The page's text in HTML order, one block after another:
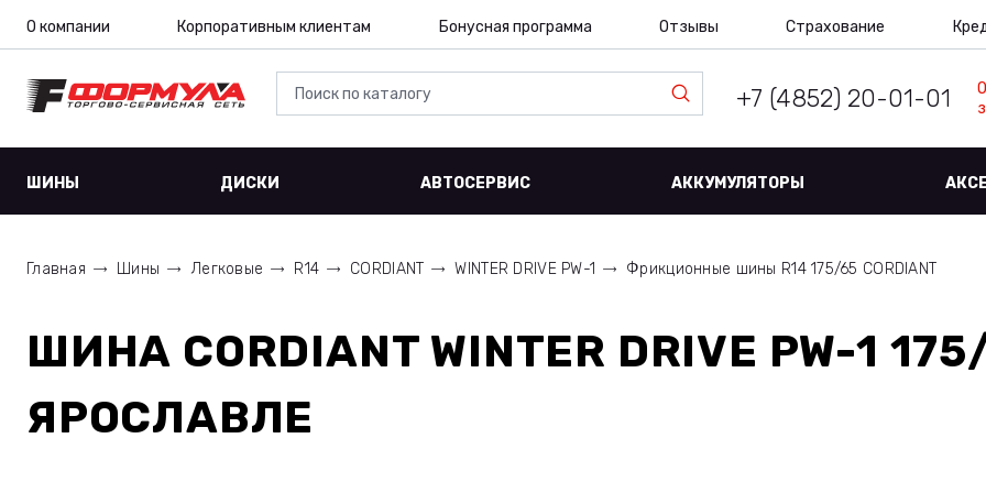
О компании Корпоративным клиентам Бонусная программа Отзывы Страхование
+7 (4852) 20-01-01
ШИНЫ ДИСКИ АВТОСЕРВИС АККУМУЛЯТОРЫ
Главная Шины Легковые R14 CORDIANT WINTER DRIVE PW-1 Фрикционные шины R14 175/65 CORDIANT
ШИНА CORDIANT WINTER DRIVE PW-1
ЯРОСЛАВЛЕ